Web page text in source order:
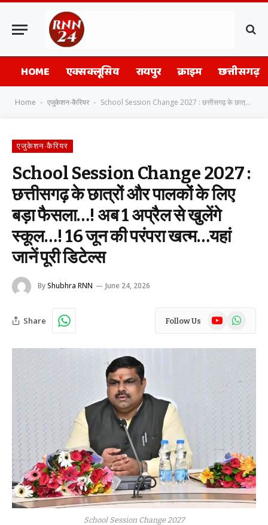
HOME एक्सक्लूसिव रायपुर क्राइम छत्तीसगढ़
Home - एजुकेशन-कैरियर - School Session Change 2027 : छत्तीसगढ़ के छात्रों और पालकों के लिए बड़ा फैसला…! अब 1 अप्रैल से खुलेंगे स्कूल…! 16 जून की परंपरा खत्म…यहां जानें पूरी डिटेल्स
एजुकेशन-कैरियर
School Session Change 2027 :
छत्तीसगढ़ के छात्रों और पालकों के लिए
बड़ा फैसला…! अब 1 अप्रैल से खुलेंगे
स्कूल…! 16 जून की परंपरा खत्म…यहां
जानें पूरी डिटेल्स
ByShubhra RNN June 24, 2026
Share Follow Us YouTubeWhatsApp
School Session Change 2027